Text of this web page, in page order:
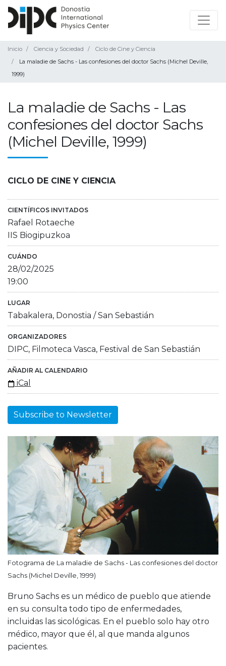
Inicio Ciencia y Sociedad
Ciclo de Cine y Ciencia
La maladie de Sachs - Las confesiones del doctor Sachs (Michel Deville,
1999)
La maladie de Sachs - Las
confesiones del doctor Sachs
(Michel Deville, 1999)
CICLO DE CINE Y CIENCIA
CIENTÍFICOS INVITADOS
Rafael Rotaeche
IIS Biogipuzkoa
CUÁNDO
28/02/2025
19:00
LUGAR
Tabakalera, Donostia / San Sebastián
ORGANIZADORES
DIPC, Filmoteca Vasca, Festival de San Sebastián
AÑADIR AL CALENDARIO
iCal
Subscribe to Newsletter
Fotograma de La maladie de Sachs - Las confesiones del doctor
Sachs (Michel Deville, 1999)
Bruno Sachs es un médico de pueblo que atiende
en su consulta todo tipo de enfermedades,
incluidas las sicológicas. En el pueblo solo hay otro
médico, mayor que él, al que manda algunos
pacientes.